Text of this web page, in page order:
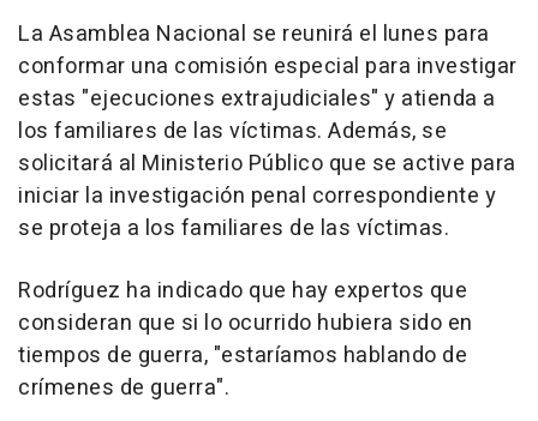
La Asamblea Nacional se reunirá el lunes para
conformar una comisión especial para investigar
estas "ejecuciones extrajudiciales" y atienda a
los familiares de las víctimas. Además, se
solicitará al Ministerio Público que se active para
iniciar la investigación penal correspondiente y
se proteja a los familiares de las víctimas.
Rodríguez ha indicado que hay expertos que
consideran que si lo ocurrido hubiera sido en
tiempos de guerra, "estaríamos hablando de
crímenes de guerra".